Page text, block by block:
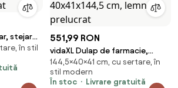
stejar
lemn
în stil
551,99 RON
vidaXL Dulap de farmacie,
stejar maro, 40x41x144,5 cm,
lemn prelucrat
144,5×40×41 cm, cu sertare, în
stil modern
În stoc
Livrare gratuită